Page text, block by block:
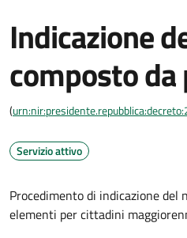
Indicazione
composto
(
Servizio attivo
Procedimento di indicazione del
elementi per cittadini